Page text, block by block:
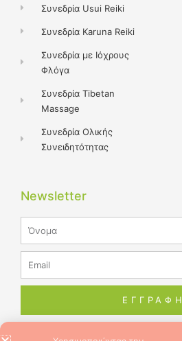
Συνεδρία Usui Reiki
Συνεδρία Karuna Reiki
Συνεδρία με Ιόχρους
Φλόγα
Συνεδρία Tibetan
Massage
Συνεδρία Ολικής
Συνειδητότητας
Newsletter
ΕΓΓΡΑΦΗ